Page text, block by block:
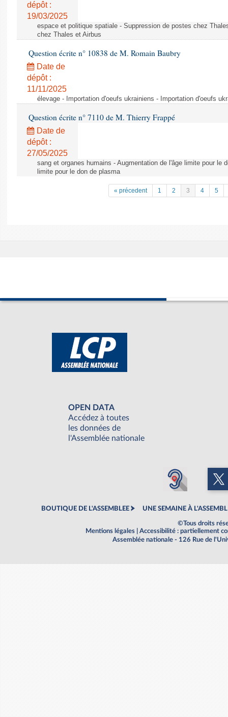
dépôt :
19/03/2025
espace et politique spatiale - Suppression de postes chez
chez Thales et Airbus
Question écrite n° 10838 de M. Romain Baubry
Date de
dépôt :
11/11/2025
élevage - Importation d'oeufs ukrainiens - Importation d'oeufs
Question écrite n° 7110 de M. Thierry Frappé
Date de
dépôt :
27/05/2025
sang et organes humains - Augmentation de l'âge limite pour le
limite pour le don de plasma
« précedent 1 2 3 4 5
OPEN DATA
Accédez à toutes
les données de
l'Assemblée nationale
BOUTIQUE DE L'ASSEMBLEE UNE SEMAINE À
©Tous droits
Mentions légales
Accessibilité : partiellement
Assemblée nationale - 126 Rue de